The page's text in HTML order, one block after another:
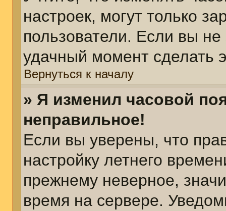
настроек, могут только
пользователи. Если вы
удачный момент сделать
Вернуться к началу
» Я изменил часовой
неправильное!
Если вы уверены, что
настройку летнего
прежнему неверное,
время на сервере.